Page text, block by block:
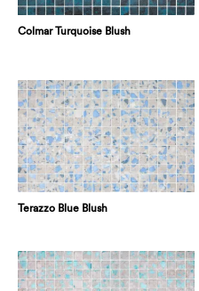
Colmar Turquoise Blush
Terazzo Blue Blush